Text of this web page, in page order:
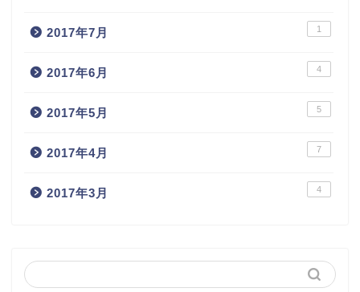
2017年7月 1
2017年6月 4
2017年5月 5
2017年4月 7
2017年3月 4